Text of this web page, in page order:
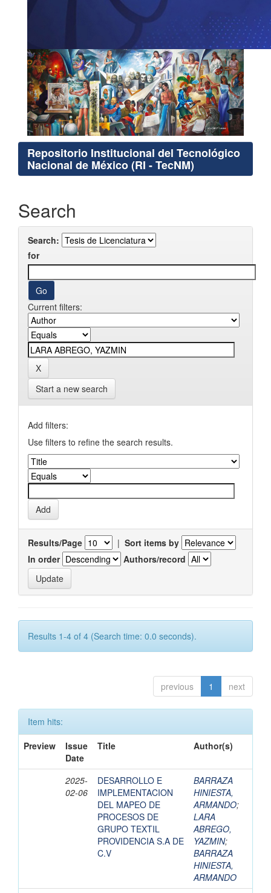
Repositorio Institucional del Tecnológico
Nacional de México (RI - TecNM)
Search
Search:
for
Current filters:
Start a new search
Add filters:
Use filters to refine the search results.
Results/Page | Sort items by
In order
Authors/record
Results 1-4 of 4 (Search time: 0.0 seconds).
previous 1 next
Item hits:
Preview
Issue
Date
Title Author(s)
2025-
02-06
DESARROLLO E
IMPLEMENTACION
DEL MAPEO DE
PROCESOS DE
GRUPO TEXTIL
PROVIDENCIA S.A DE
C.V
BARRAZA
HINIESTA,
ARMANDO;
LARA
ABREGO,
YAZMIN;
BARRAZA
HINIESTA,
ARMANDO